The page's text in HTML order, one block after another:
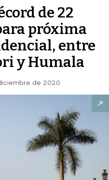
de 22
próxima
entre
y Humala
de 2020